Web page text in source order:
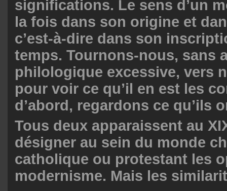
significations. Le sens d’un
la fois dans son origine et
c’est-à-dire dans son
temps. Tournons-nous, sans
philologique excessive, vers
pour voir ce qu’il en est les
d’abord, regardons ce qu’ils
Tous deux apparaissent au
désigner au sein du monde
catholique ou protestant les
modernisme. Mais les